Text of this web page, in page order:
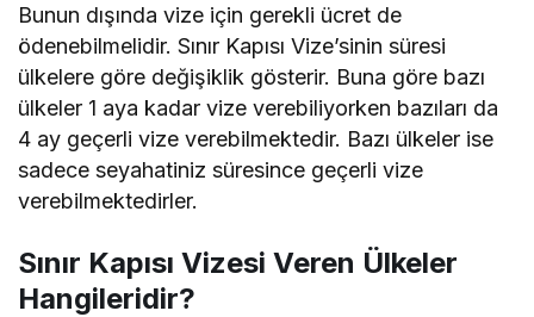
Bunun dışında vize için gerekli ücret de
ödenebilmelidir. Sınır Kapısı Vize’sinin süresi
ülkelere göre değişiklik gösterir. Buna göre bazı
ülkeler 1 aya kadar vize verebiliyorken bazıları da
4 ay geçerli vize verebilmektedir. Bazı ülkeler ise
sadece seyahatiniz süresince geçerli vize
verebilmektedirler.
Sınır Kapısı Vizesi Veren Ülkeler
Hangileridir?